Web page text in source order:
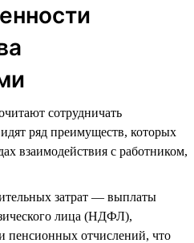
сотрудничать
ряд преимуществ, которых
взаимодействия с работником,
затрат — выплаты
лица (НДФЛ),
пенсионных отчислений, что